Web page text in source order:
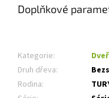
Doplňkové
Kategorie:
Druh dřeva:
Rodina: